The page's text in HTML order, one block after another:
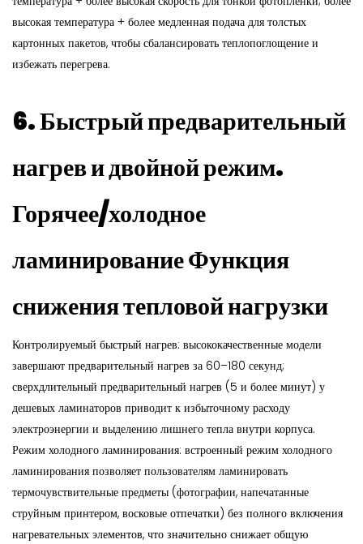
высокая температура + более медленная подача для толстых
картонных пакетов, чтобы сбалансировать теплопоглощение и
избежать перегрева.
6. Быстрый предварительный
нагрев и двойной режим.
Горячее/холодное
ламинированиеФункция
снижения тепловой нагрузки
Контролируемый быстрый нагрев: высококачественные модели
завершают предварительный нагрев за 60–180 секунд;
сверхдлительный предварительный нагрев (5 и более минут) у
дешевых ламинаторов приводит к избыточному расходу
электроэнергии и выделению лишнего тепла внутри корпуса.
Режим холодного ламинирования: встроенный режим холодного
ламинирования позволяет пользователям ламинировать
термочувствительные предметы (фотографии, напечатанные
струйным принтером, восковые отпечатки) без полного включения
нагревательных элементов, что значительно снижает общую